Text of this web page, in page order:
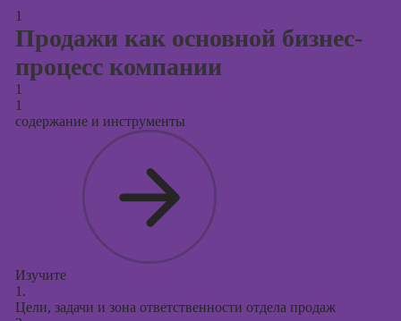
Курсы
1
Продажи как основной бизнес-
процесс компании
1
1
содержание и инструменты
Изучите
1.
Цели, задачи и зона ответственности отдела продаж